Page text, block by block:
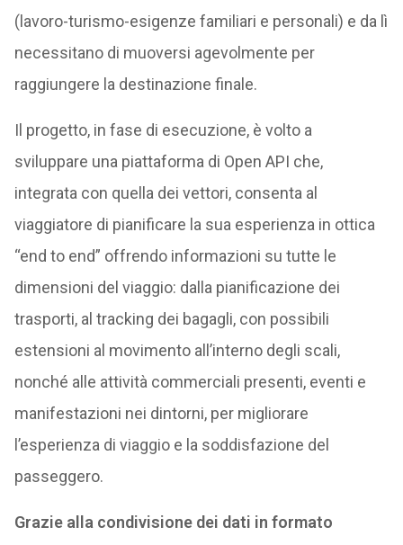
(lavoro-turismo-esigenze familiari e personali) e da lì
necessitano di muoversi agevolmente per
raggiungere la destinazione finale.
Il progetto, in fase di esecuzione, è volto a
sviluppare una piattaforma di Open API che,
integrata con quella dei vettori, consenta al
viaggiatore di pianificare la sua esperienza in ottica
“end to end” offrendo informazioni su tutte le
dimensioni del viaggio: dalla pianificazione dei
trasporti, al tracking dei bagagli, con possibili
estensioni al movimento all’interno degli scali,
nonché alle attività commerciali presenti, eventi e
manifestazioni nei dintorni, per migliorare
l’esperienza di viaggio e la soddisfazione del
passeggero.
Grazie alla condivisione dei dati in formato